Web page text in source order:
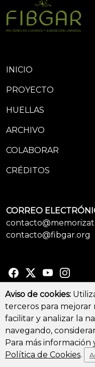
INICIO
PROYECTO
HUELLAS
ARCHIVO
COLABORAR
CRÉDITOS
CORREO
contacto@fibgar.org
© Copyright
Aviso legal y Política
Aviso de cookies:
terceros para mejorar
facilitar y analizar la
navegando,
Para más
Política de Cookies.